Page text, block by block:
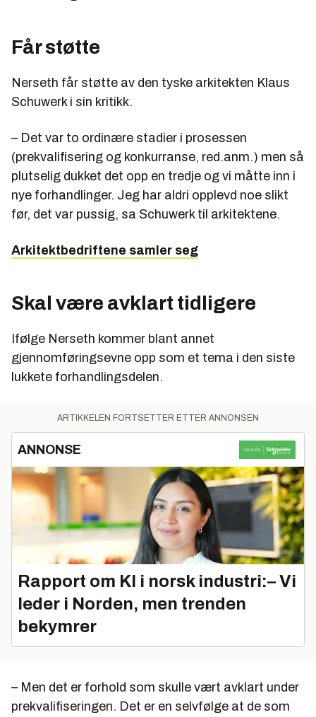
Får støtte
Nerseth får støtte av den tyske arkitekten Klaus
Schuwerk i sin kritikk.
– Det var to ordinære stadier i prosessen
(prekvalifisering og konkurranse, red.anm.) men så
plutselig dukket det opp en tredje og vi måtte inn i
nye forhandlinger. Jeg har aldri opplevd noe slikt
før, det var pussig, sa Schuwerk til arkitektene.
Arkitektbedriftene samler seg
Skal være avklart tidligere
Ifølge Nerseth kommer blant annet
gjennomføringsevne opp som et tema i den siste
lukkete forhandlingsdelen.
ARTIKKELEN FORTSETTER ETTER ANNONSEN
ANNONSE
Rapport om KI i norsk industri:– Vi
leder i Norden, men trenden
bekymrer
– Men det er forhold som skulle vært avklart under
prekvalifiseringen. Det er en selvfølge at de som